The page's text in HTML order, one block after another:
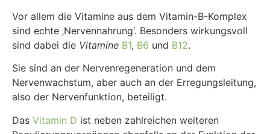
Vor allem die Vitamine aus dem Vitamin-B-Komplex
sind echte ‚Nervennahrung‘. Besonders wirkungsvoll
sind dabei die Vitamine B1, B6 und B12.
Sie sind an der Nervenregeneration und dem
Nervenwachstum, aber auch an der Erregungsleitung,
also der Nervenfunktion, beteiligt.
Das Vitamin D ist neben zahlreichen weiteren